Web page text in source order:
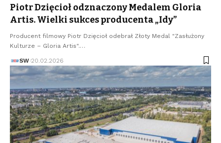
Piotr Dzięcioł odznaczony Medalem Gloria
Artis. Wielki sukces producenta „Idy”
Producent filmowy Piotr Dzięcioł odebrał Złoty Medal "Zasłużony
Kulturze – Gloria Artis".…
SW 20.02.2026